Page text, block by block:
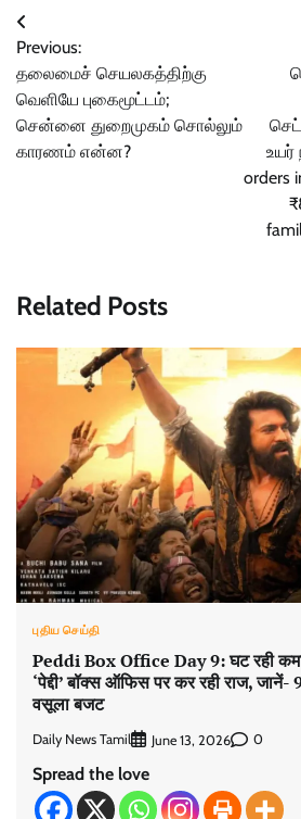
Post
navigation
Previous:
தலைமைச் செயலகத்திற்கு
வெளியே புகைமூட்டம்;
சென்னை துறைமுகம் சொல்லும்
காரணம் என்ன?
உயர்
orders
Related Posts
புதிய செய்தி
Peddi Box Office Day 9: घट रही
‘पेद्दी’ बॉक्स ऑफिस पर कर रही राज, जानें-
वसूला बजट
Daily News Tamil June 13, 2026 0
Spread the love